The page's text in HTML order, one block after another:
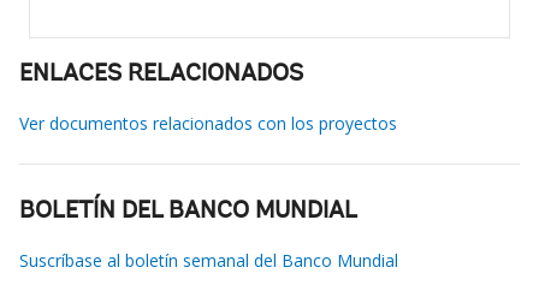
ENLACES RELACIONADOS
Ver documentos relacionados con los proyectos
BOLETÍN DEL BANCO MUNDIAL
Suscríbase al boletín semanal del Banco Mundial